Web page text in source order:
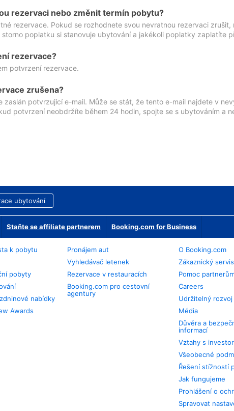
rezervaci nebo změnit termín pobytu?
rezervace. Pokud se rozhodnete svou nevratnou rezervaci zrušit,
poplatku si stanovuje ubytování a jakékoli poplatky zaplatíte
rezervace?
potvrzení rezervace.
zrušena?
zaslán potvrzující e-mail. Může se stát, že tento e-mail najdete v
potvrzení neobdržíte během 24 hodin, spojte se s ubytováním a
ubytování
Staňte se affiliate partnerem Booking.com for Business
k pobytu
pobyty
nabídky
Awards
Pronájem aut
Vyhledávač letenek
Rezervace v restauracích
Booking.com pro cestovní
agentury
O Booking.com
Zákaznický servis
Pomoc
Careers
Udržitelný rozvoj
Média
Důvěra a
informací
Vztahy s
Všeobecné
Řešení stížností
Jak fungujeme
Prohlášení o
Spravovat